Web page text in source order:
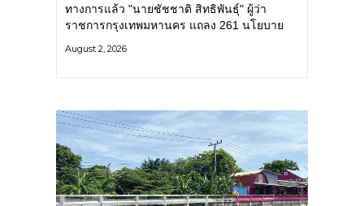
ทางการแล้ว "นายชัชชาติ สิทธิพันธุ์" ผู้ว่า
ราชการกรุงเทพมหานคร แถลง 261 นโยบาย
ยุทธศาสตร์ จัดทำตัวชี้วัด
August 2, 2026